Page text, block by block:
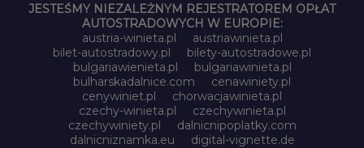
JESTEŚMY NIEZALEŻNYM REJESTRATOREM OPŁAT
AUTOSTRADOWYCH W EUROPIE:
austria-winieta.pl
austriawinieta.pl
bilet-autostradowy.pl
bilety-autostradowe.pl
bulgariawienieta.pl
bulgariawinieta.pl
bulharskadalnice.com
cenawiniety.pl
cenywiniet.pl
chorwacjawinieta.pl
czechy-winieta.pl
czechywinieta.pl
czechywiniety.pl
dalnicnipoplatky.com
dalnicniznamka.eu
digital-vignette.de